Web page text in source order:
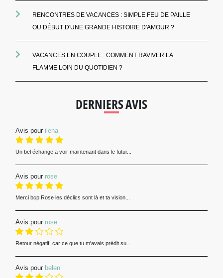
RENCONTRES DE VACANCES : SIMPLE FEU DE PAILLE
OU DÉBUT D'UNE GRANDE HISTOIRE D'AMOUR ?
VACANCES EN COUPLE : COMMENT RAVIVER LA
FLAMME LOIN DU QUOTIDIEN ?
DERNIERS AVIS
Avis pour ilena
Un bel échange a voir maintenant dans le futur...
Avis pour rose
Merci bcp Rose les déclics sont là et ta vision...
Avis pour rose
Retour négatif, car ce que tu m'avais prédit su...
Avis pour belen